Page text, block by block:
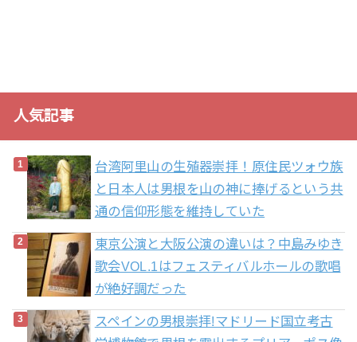
人気記事
台湾阿里山の生殖器崇拝！原住民ツォウ族
と日本人は男根を山の神に捧げるという共
通の信仰形態を維持していた
東京公演と大阪公演の違いは？中島みゆき
歌会VOL.1はフェスティバルホールの歌唱
が絶好調だった
スペインの男根崇拝!マドリード国立考古